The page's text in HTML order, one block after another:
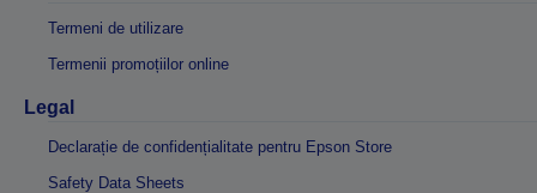
Termeni de utilizare
Termenii promoțiilor online
Legal
Declarație de confidențialitate pentru Epson Store
Safety Data Sheets